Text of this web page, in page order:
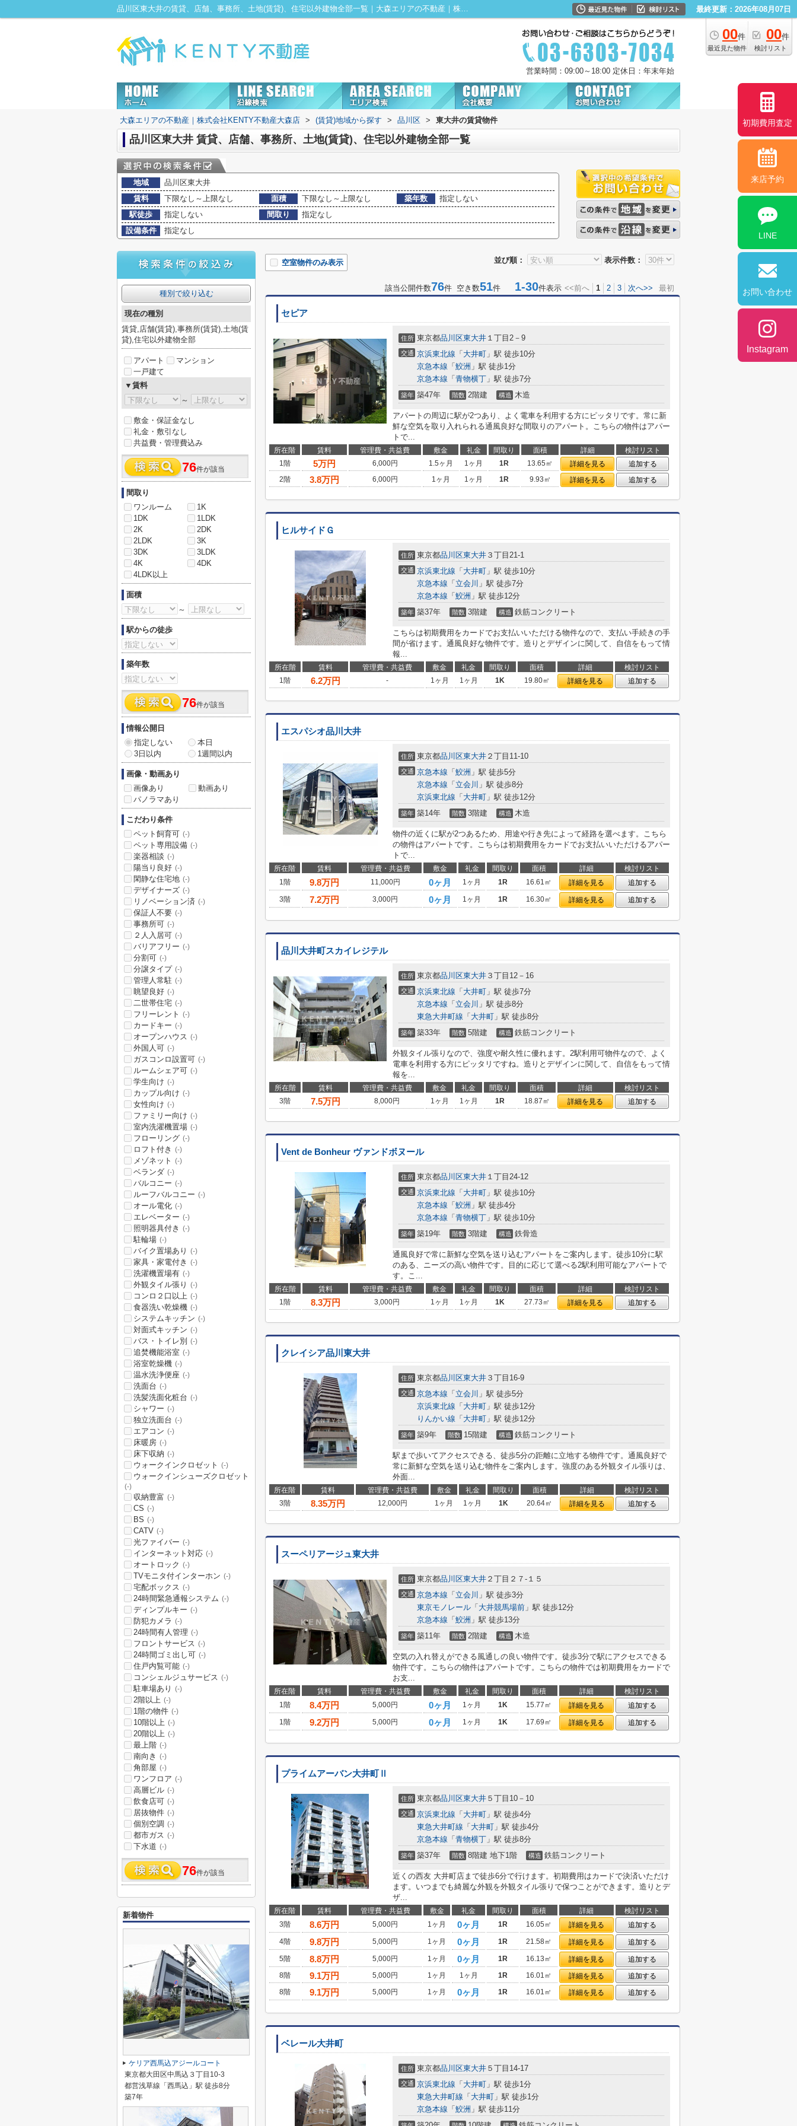
品川区東大井の賃貸、店舗、事務所、土地(賃貸)、住宅以外建物全部一覧｜大森エリアの不動産｜株式会社KENTY不動産大森店にお任せ！ 最終更新：2026年08月07日
00件
最近見た物件
00件
検討リスト
営業時間：09:00～18:00 定休日：年末年始
大森エリアの不動産｜株式会社KENTY不動産大森店 > (賃貸)地域から探す > 品川区 > 東大井の賃貸物件
品川区東大井 賃貸、店舗、事務所、土地(賃貸)、住宅以外建物全部一覧
地域
品川区東大井
賃料
下限なし～上限なし 面積 下限なし～上限なし 築年数
指定しない
駅徒歩
指定しない 間取り
指定なし
設備条件
指定なし
並び順： 表示件数：
空室物件のみ表示
該当公開件数76件 空き数51件 1-30件表示 <<前へ 1 2 3 次へ>> 最初
セピア
住所 東京都品川区東大井 １丁目2－9
交通 京浜東北線 「 大井町 」駅 徒歩10分
京急本線 「 鮫洲 」駅 徒歩1分
京急本線 「 青物横丁 」駅 徒歩7分
築年 築47年 階数 2階建 構造 木造
アパートの周辺に駅が2つあり、よく電車を利用する方にピッタリです。常に新
鮮な空気を取り入れられる通風良好な間取りのアパート。こちらの物件はアパー
トで...
所在階 賃料 管理費・共益費 敷金 礼金 間取り 面積 詳細
検討リスト
1階
5万円 6,000円 1.5ヶ月 1ヶ月 1R 13.65㎡ 詳細を見る
追加する
2階
3.8万円 6,000円 1ヶ月 1ヶ月 1R 9.93㎡ 詳細を見る 追加する
ヒルサイドＧ
住所 東京都品川区東大井 ３丁目21-1
交通 京浜東北線 「 大井町 」駅 徒歩10分
京急本線 「 立会川 」駅 徒歩7分
京急本線 「 鮫洲 」駅 徒歩12分
築年 築37年 階数 3階建 構造 鉄筋コンクリート
こちらは初期費用をカードでお支払いいただける物件なので、支払い手続きの手
間が省けます。通風良好な物件です。造りとデザインに関して、自信をもって情
報...
所在階 賃料 管理費・共益費 敷金 礼金 間取り 面積 詳細
検討リスト
1階
6.2万円 - 1ヶ月 1ヶ月 1K 19.80㎡ 詳細を見る 追加する
エスパシオ品川大井
住所 東京都品川区東大井 ２丁目11-10
交通 京急本線 「 鮫洲 」駅 徒歩5分
京急本線 「 立会川 」駅 徒歩8分
京浜東北線 「 大井町 」駅 徒歩12分
築年 築14年 階数 3階建 構造 木造
物件の近くに駅が2つあるため、用途や行き先によって経路を選べます。こちら
の物件はアパートです。こちらは初期費用をカードでお支払いいただけるアパー
トで...
所在階 賃料 管理費・共益費 敷金 礼金 間取り 面積 詳細
検討リスト
1階
9.8万円 11,000円 0ヶ月 1ヶ月 1R 16.61㎡ 詳細を見る
追加する
3階
7.2万円 3,000円 0ヶ月 1ヶ月 1R 16.30㎡ 詳細を見る 追加する
品川大井町スカイレジテル
住所 東京都品川区東大井 ３丁目12－16
交通 京浜東北線 「 大井町 」駅 徒歩7分
京急本線 「 立会川 」駅 徒歩8分
東急大井町線 「 大井町 」駅 徒歩8分
築年 築33年 階数 5階建 構造 鉄筋コンクリート
外観タイル張りなので、強度や耐久性に優れます。2駅利用可物件なので、よく
電車を利用する方にピッタリですね。造りとデザインに関して、自信をもって情
報を...
所在階 賃料 管理費・共益費 敷金 礼金 間取り 面積 詳細
検討リスト
3階
7.5万円 8,000円 1ヶ月 1ヶ月 1R 18.87㎡ 詳細を見る 追加する
Vent de Bonheur ヴァンドボヌール
住所 東京都品川区東大井 １丁目24-12
交通 京浜東北線 「 大井町 」駅 徒歩10分
京急本線 「 鮫洲 」駅 徒歩4分
京急本線 「 青物横丁 」駅 徒歩10分
築年 築19年 階数 3階建 構造 鉄骨造
通風良好で常に新鮮な空気を送り込むアパートをご案内します。徒歩10分に駅
のある、ニーズの高い物件です。目的に応じて選べる2駅利用可能なアパートで
す。こ...
所在階 賃料 管理費・共益費 敷金 礼金 間取り 面積 詳細
検討リスト
1階
8.3万円 3,000円 1ヶ月 1ヶ月 1K 27.73㎡ 詳細を見る 追加する
クレイシア品川東大井
住所 東京都品川区東大井 ３丁目16-9
交通 京急本線 「 立会川 」駅 徒歩5分
京浜東北線 「 大井町 」駅 徒歩12分
りんかい線 「 大井町 」駅 徒歩12分
築年 築9年 階数 15階建 構造 鉄筋コンクリート
駅まで歩いてアクセスできる、徒歩5分の距離に立地する物件です。通風良好で
常に新鮮な空気を送り込む物件をご案内します。強度のある外観タイル張りは、
外面...
所在階 賃料 管理費・共益費 敷金 礼金 間取り 面積 詳細
検討リスト
3階
8.35万円 12,000円 1ヶ月 1ヶ月 1K 20.64㎡ 詳細を見る 追加する
スーペリアージュ東大井
住所 東京都品川区東大井 ２丁目２７-１５
交通 京急本線 「 立会川 」駅 徒歩3分
東京モノレール 「 大井競馬場前 」駅 徒歩12分
京急本線 「 鮫洲 」駅 徒歩13分
築年 築11年 階数 2階建 構造 木造
空気の入れ替えができる風通しの良い物件です。徒歩3分で駅にアクセスできる
物件です。こちらの物件はアパートです。こちらの物件では初期費用をカードで
お支...
所在階 賃料 管理費・共益費 敷金 礼金 間取り 面積 詳細
検討リスト
1階
8.4万円 5,000円 0ヶ月 1ヶ月 1K 15.77㎡ 詳細を見る
追加する
1階
9.2万円 5,000円 0ヶ月 1ヶ月 1K 17.69㎡ 詳細を見る 追加する
プライムアーバン大井町Ⅱ
住所 東京都品川区東大井 ５丁目10－10
交通 京浜東北線 「 大井町 」駅 徒歩4分
東急大井町線 「 大井町 」駅 徒歩4分
京急本線 「 青物横丁 」駅 徒歩8分
築年 築37年 階数 8階建 地下1階 構造 鉄筋コンクリート
近くの西友 大井町店まで徒歩6分で行けます。初期費用はカードで決済いただけ
ます。いつまでも綺麗な外観を外観タイル張りで保つことができます。造りとデ
ザ...
所在階 賃料 管理費・共益費 敷金 礼金 間取り 面積 詳細
検討リスト
3階
8.6万円 5,000円 1ヶ月 0ヶ月 1R 16.05㎡ 詳細を見る
追加する
4階
9.8万円 5,000円 1ヶ月 0ヶ月 1R 21.58㎡ 詳細を見る
追加する
5階
8.8万円 5,000円 1ヶ月 0ヶ月 1R 16.13㎡ 詳細を見る
追加する
8階
9.1万円 5,000円 1ヶ月 1ヶ月 1R 16.01㎡ 詳細を見る
追加する
8階
9.1万円 5,000円 1ヶ月 0ヶ月 1R 16.01㎡ 詳細を見る 追加する
ベレール大井町
住所 東京都品川区東大井 ５丁目14-17
交通 京浜東北線 「 大井町 」駅 徒歩1分
東急大井町線 「 大井町 」駅 徒歩1分
京急本線 「 鮫洲 」駅 徒歩11分
種別で絞り込む
現在の種別
賃貸,店舗(賃貸),事務所(賃貸),土地(賃
貸),住宅以外建物全部
アパート
マンション
一戸建て
▼賃料
～
敷金・保証金なし
礼金・敷引なし
共益費・管理費込み
76件が該当
間取り
ワンルーム
1K
1DK
1LDK
2K
2DK
2LDK
3K
3DK
3LDK
4K
4DK
4LDK以上
面積
～
駅からの徒歩
築年数
76件が該当
情報公開日
指定しない
本日
3日以内
1週間以内
画像・動画あり
画像あり
動画あり
パノラマあり
こだわり条件
ペット飼育可 (-)
ペット専用設備 (-)
楽器相談 (-)
陽当り良好 (-)
閑静な住宅地 (-)
デザイナーズ (-)
リノベーション済 (-)
保証人不要 (-)
事務所可 (-)
２人入居可 (-)
バリアフリー (-)
分割可 (-)
分譲タイプ (-)
管理人常駐 (-)
眺望良好 (-)
二世帯住宅 (-)
フリーレント (-)
カードキー (-)
オープンハウス (-)
外国人可 (-)
ガスコンロ設置可 (-)
ルームシェア可 (-)
学生向け (-)
カップル向け (-)
女性向け (-)
ファミリー向け (-)
室内洗濯機置場 (-)
フローリング (-)
ロフト付き (-)
メゾネット (-)
ベランダ (-)
バルコニー (-)
ルーフバルコニー (-)
オール電化 (-)
エレベーター (-)
照明器具付き (-)
駐輪場 (-)
バイク置場あり (-)
家具・家電付き (-)
洗濯機置場有 (-)
外観タイル張り (-)
コンロ２口以上 (-)
食器洗い乾燥機 (-)
システムキッチン (-)
対面式キッチン (-)
バス・トイレ別 (-)
追焚機能浴室 (-)
浴室乾燥機 (-)
温水洗浄便座 (-)
洗面台 (-)
洗髪洗面化粧台 (-)
シャワー (-)
独立洗面台 (-)
エアコン (-)
床暖房 (-)
床下収納 (-)
ウォークインクロゼット (-)
ウォークインシューズクロゼット
(-)
収納豊富 (-)
CS (-)
BS (-)
CATV (-)
光ファイバー (-)
インターネット対応 (-)
オートロック (-)
TVモニタ付インターホン (-)
宅配ボックス (-)
24時間緊急通報システム (-)
ディンプルキー (-)
防犯カメラ (-)
24時間有人管理 (-)
フロントサービス (-)
24時間ゴミ出し可 (-)
住戸内覧可能 (-)
コンシェルジュサービス (-)
駐車場あり (-)
2階以上 (-)
1階の物件 (-)
10階以上 (-)
20階以上 (-)
最上階 (-)
南向き (-)
角部屋 (-)
ワンフロア (-)
高層ビル (-)
飲食店可 (-)
居抜物件 (-)
個別空調 (-)
都市ガス (-)
下水道 (-)
76件が該当
新着物件
ケリア西馬込アジールコート
東京都大田区中馬込３丁目10-3
都営浅草線「西馬込」駅 徒歩8分
築7年
初期費用査定
来店予約
LINE
お問い合わせ
Instagram